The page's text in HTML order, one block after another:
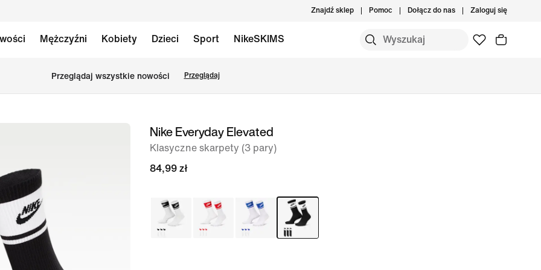
Znajdź sklep Pomoc Dołącz do nas Zaloguj się
Mężczyźni Kobiety Dzieci Sport NikeSKIMS
Przeglądaj wszystkie nowości Przeglądaj
obrazNike Everyday Elevated
Klasyczne skarpety (3 pary)
84,99 zł